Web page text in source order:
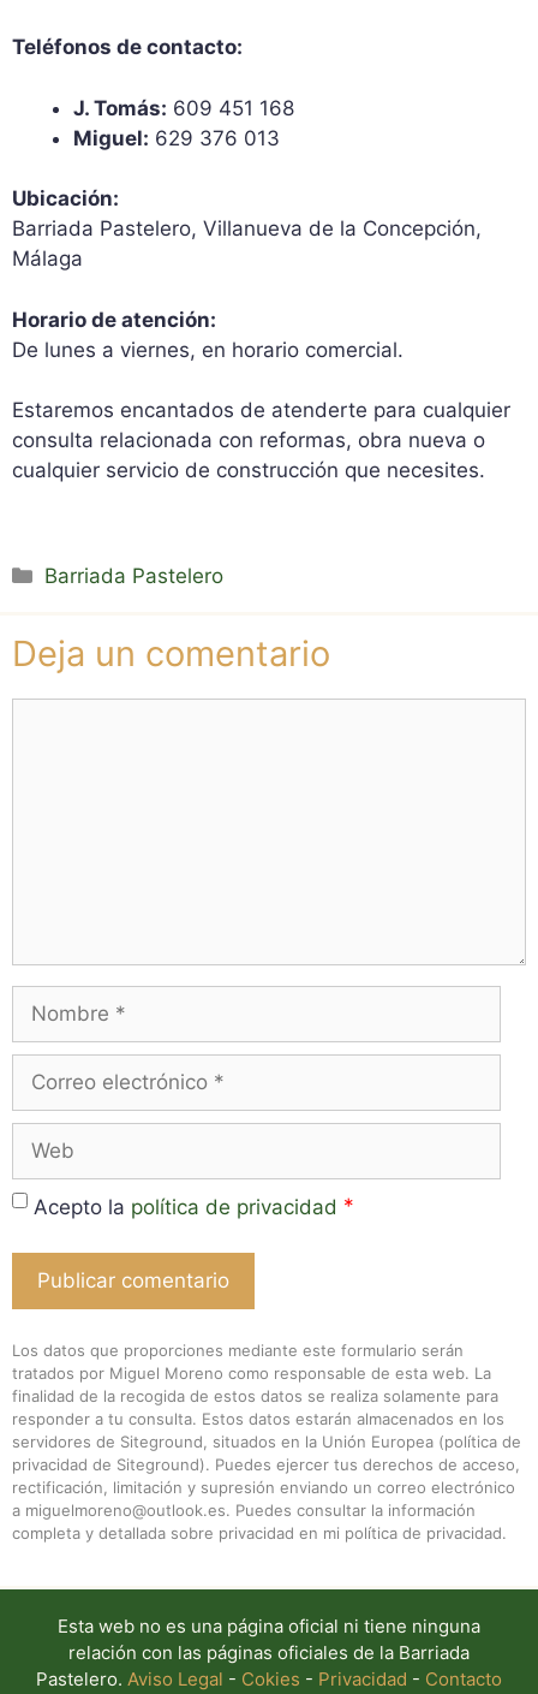
Teléfonos de contacto:
J. Tomás: 609 451 168
Miguel: 629 376 013
Ubicación:
Barriada Pastelero, Villanueva de la Concepción,
Málaga
Horario de atención:
De lunes a viernes, en horario comercial.
Estaremos encantados de atenderte para cualquier
consulta relacionada con reformas, obra nueva o
cualquier servicio de construcción que necesites.
Categorías
Barriada Pastelero
Deja un comentario
electrónico
Acepto la política de privacidad *
Los datos que proporciones mediante este formulario serán
tratados por Miguel Moreno como responsable de esta web. La
finalidad de la recogida de estos datos se realiza solamente para
responder a tu consulta. Estos datos estarán almacenados en los
servidores de Siteground, situados en la Unión Europea (política de
privacidad de Siteground). Puedes ejercer tus derechos de acceso,
rectificación, limitación y supresión enviando un correo electrónico
a miguelmoreno@outlook.es. Puedes consultar la información
completa y detallada sobre privacidad en mi política de privacidad.
Esta web no es una página oficial ni tiene ninguna
relación con las páginas oficiales de la Barriada
Pastelero. Aviso Legal - Cokies - Privacidad - Contacto